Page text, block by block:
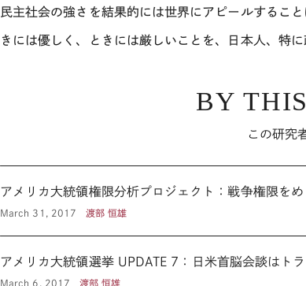
民主社会の強さを結果的には世界にアピールするこ
きには優しく、ときには厳しいことを、日本人、特
BY
この研究
アメリカ大統領権限分析プロジェクト：戦争権限を
March 31, 2017 渡部 恒雄
アメリカ大統領選挙 UPDATE 7：日米首脳会談はト
March 6, 2017 渡部 恒雄